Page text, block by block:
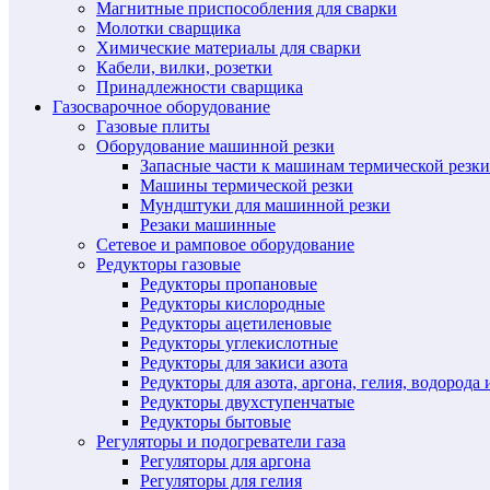
Магнитные приспособления для сварки
Молотки сварщика
Химические материалы для сварки
Кабели, вилки, розетки
Принадлежности сварщика
Газосварочное оборудование
Газовые плиты
Оборудование машинной резки
Запасные части к машинам термической резки
Машины термической резки
Мундштуки для машинной резки
Резаки машинные
Сетевое и рамповое оборудование
Редукторы газовые
Редукторы пропановые
Редукторы кислородные
Редукторы ацетиленовые
Редукторы углекислотные
Редукторы для закиси азота
Редукторы для азота, аргона, гелия, водорода
Редукторы двухступенчатые
Редукторы бытовые
Регуляторы и подогреватели газа
Регуляторы для аргона
Регуляторы для гелия